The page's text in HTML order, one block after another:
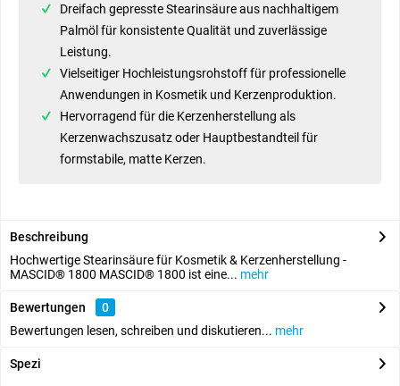
Dreifach gepresste Stearinsäure aus nachhaltigem
Palmöl für konsistente Qualität und zuverlässige
Leistung.
Vielseitiger Hochleistungsrohstoff für professionelle
Anwendungen in Kosmetik und Kerzenproduktion.
Hervorragend für die Kerzenherstellung als
Kerzenwachszusatz oder Hauptbestandteil für
formstabile, matte Kerzen.
Beschreibung
Hochwertige Stearinsäure für Kosmetik & Kerzenherstellung -
MASCID® 1800 MASCID® 1800 ist eine... mehr
Bewertungen
0
Bewertungen lesen, schreiben und diskutieren... mehr
Spezi